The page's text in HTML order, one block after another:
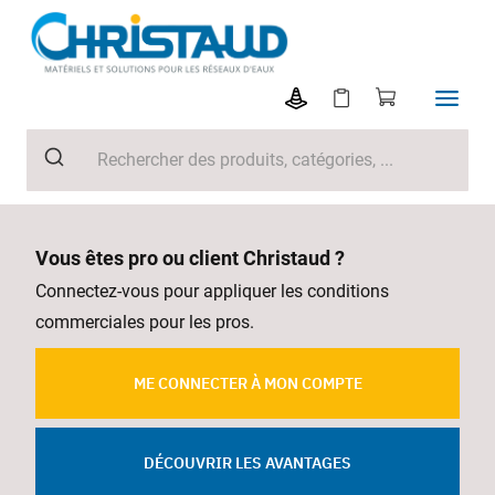
Vous êtes pro ou client Christaud ?
Connectez-vous pour appliquer les conditions
commerciales pour les pros.
ME CONNECTER À MON COMPTE
DÉCOUVRIR LES AVANTAGES